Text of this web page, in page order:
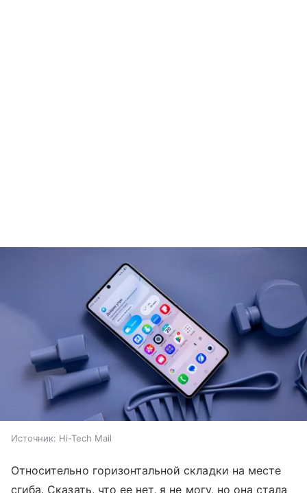
Источник: Hi-Tech Mail
Относительно горизонтальной складки на месте
сгиба. Сказать, что ее нет, я не могу, но она стала